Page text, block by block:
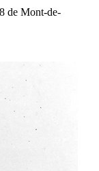
de Mont-de-